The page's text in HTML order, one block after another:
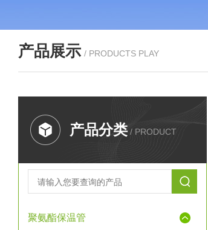
产品展示 / PRODUCTS PLAY
产品分类 / PRODUCT
聚氨酯保温管